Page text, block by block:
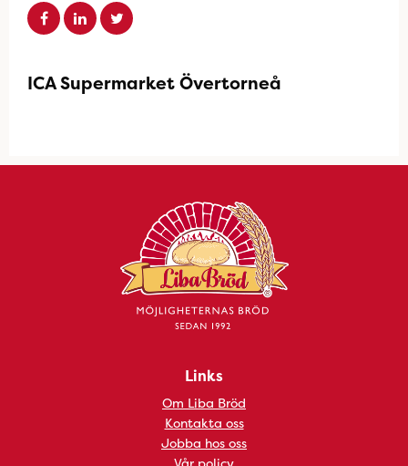
ICA Supermarket Övertorneå
Links
Om Liba Bröd
Kontakta oss
Jobba hos oss